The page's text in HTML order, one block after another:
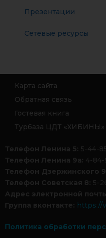
Презентации
Сетевые ресурсы
Карта сайта
Обратная связь
Гостевая книга
Турбаза ЦДТ «ХИБИНЫ»
Телефон Ленина 5: 5-44-
Телефон Ленина 9а: 4-84-
Телефон Дзержинского
Телефон Советская 8: 5-
Адрес электронной
Группа вконтакте: https://
Политика обработки